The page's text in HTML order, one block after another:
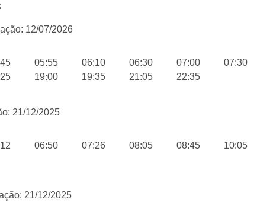
12/07/2026
05:55 06:10 06:30 07:00 07:30
19:00 19:35 21:05 22:35
21/12/2025
06:50 07:26 08:05 08:45 10:05
21/12/2025